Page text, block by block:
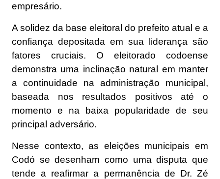
empresário.
A solidez da base eleitoral do prefeito atual e a
confiança depositada em sua liderança são
fatores cruciais. O eleitorado codoense
demonstra uma inclinação natural em manter
a continuidade na administração municipal,
baseada nos resultados positivos até o
momento e na baixa popularidade de seu
principal adversário.
Nesse contexto, as eleições municipais em
Codó se desenham como uma disputa que
tende a reafirmar a permanência de Dr. Zé